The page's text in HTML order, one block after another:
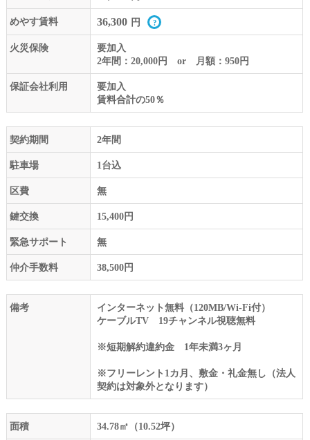
めやす賃料 36,300 円
火災保険
要加入
2年間：20,000円 or 月額：950円
保証会社利用
要加入
賃料合計の50％
契約期間 2年間
駐車場 1台込
区費 無
鍵交換 15,400円
緊急サポート 無
仲介手数料 38,500円
備考
インターネット無料（120MB/Wi-Fi付）
ケーブルTV 19チャンネル視聴無料
※短期解約違約金 1年未満3ヶ月
※フリーレント1カ月、敷金・礼金無し（法人
契約は対象外となります）
面積 34.78㎡（10.52坪）